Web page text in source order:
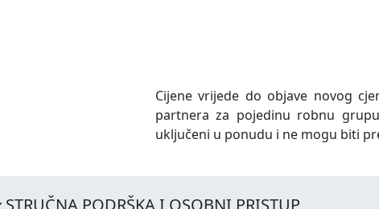
Cijene vrijede do objave novog
partnera za pojedinu robnu
uključeni u ponudu i ne mogu biti